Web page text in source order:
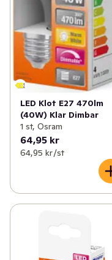
LED Klot E27 470lm
(40W) Klar Dimbar
1 st, Osram
64,95 kr
64,95 kr /st